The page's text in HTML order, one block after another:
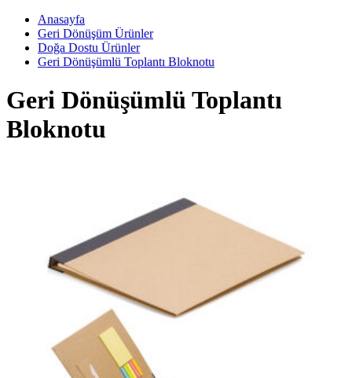
Anasayfa
Geri Dönüşüm Ürünler
Doğa Dostu Ürünler
Geri Dönüşümlü Toplantı Bloknotu
Geri Dönüşümlü Toplantı
Bloknotu